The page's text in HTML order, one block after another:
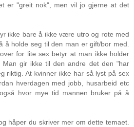
er "greit nok", men vil jo gjerne at det
ikke bare å ikke være utro og rote med
å holde seg til den man er gift/bor med.
for lite sex betyr at man ikke holder
Man gir ikke til den andre det den "har
riktig. At kvinner ikke har så lyst på sex
hverdagen med jobb, husarbeid etc
hvor mye tid mannen bruker på å
håper du skriver mer om dette temaet.